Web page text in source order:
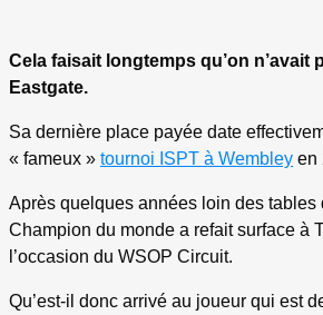
Cela faisait longtemps qu’on n’avait
Eastgate.
Sa dernière place payée date
« fameux » tournoi ISPT à Wembley en
Après quelques années loin des tables
Champion du monde a refait surface à
l’occasion du WSOP Circuit.
Qu’est-il donc arrivé au joueur qui est